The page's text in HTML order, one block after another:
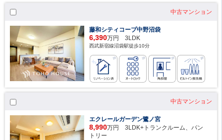
中古マンション
藤和シティコープ中野沼袋
6,390万円 3LDK
西武新宿線沼袋駅徒歩10分
中古マンション
エクレールガーデン鷺ノ宮
8,990万円 3LDK+トランクルーム、パン
トリー